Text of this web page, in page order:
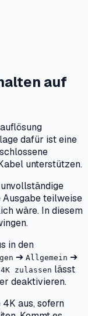
auf
dafür ist eine
unterstützen.
Ausgabe teilweise
wäre. In diesem
in den
➔ Allgemein ➔
4K zulassen lässt
deaktivieren.
aus, sofern